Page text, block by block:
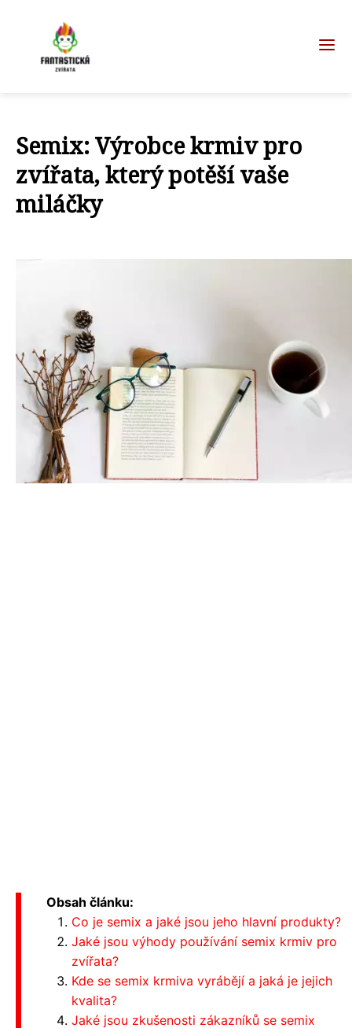
Semix: Výrobce krmiv pro
zvířata, který potěší vaše
miláčky
Obsah článku:
Co je semix a jaké jsou jeho hlavní produkty?
Jaké jsou výhody používání semix krmiv pro
zvířata?
Kde se semix krmiva vyrábějí a jaká je jejich
kvalita?
Jaké jsou zkušenosti zákazníků se semix